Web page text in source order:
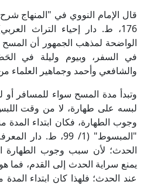
176، ط. دار إحياء التراث
الواضحة لمذهب الجمهور أن المسح
في السفر، وبيوم وليلة في
والشافعي وأحمد وجماهير العلماء
وتبدأ مدة المسح سواء للمسافر
لبسه على طهارة، لا من وقت
وجوب الطهارة، فكان ابتداء
"المبسوط" (1/ 99، ط.
الحدث؛ لأن سبب وجوب الطهارة
يمنع سراية الحدث إلى القدم،
عند الحدث؛ فلهذا كان ابتداء المدة